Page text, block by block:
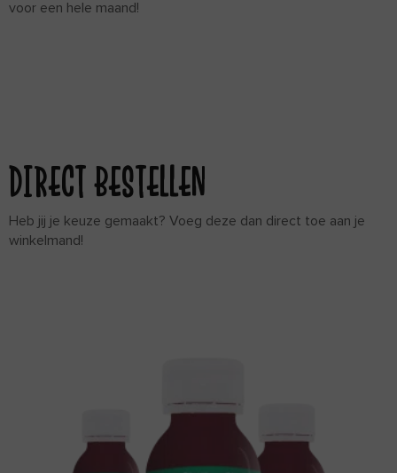
voor een hele maand!
DIRECT BESTELLEN
Heb jij je keuze gemaakt? Voeg deze dan direct toe aan je
winkelmand!